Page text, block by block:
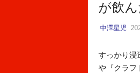
が飲
中澤星児
すっかり浸
や『クラフ